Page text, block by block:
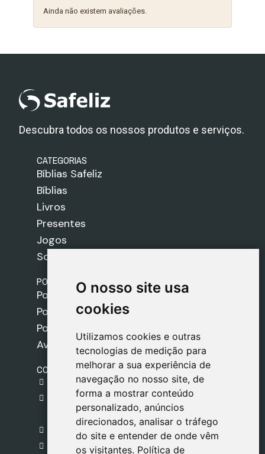
O nosso site usa
cookies
Utilizamos cookies e outras
tecnologias de medição para
melhorar a sua experiência de
navegação no nosso site, de
forma a mostrar conteúdo
personalizado, anúncios
direcionados, analisar o tráfego
do site e entender de onde vêm
os visitantes. Política de
O nosso site usa
cookies
Utilizamos cookies e outras
tecnologias de medição para
melhorar a sua experiência de
navegação no nosso site, de
forma a mostrar conteúdo
personalizado, anúncios
direcionados, analisar o tráfego
do site e entender de onde vêm
os visitantes. Política de
Ainda não existem avaliações.
Descubra todos os nossos produtos e serviços.
CATEGORIAS
Bíblias Safeliz
Bíblias
Livros
Presentes
Jogos
Sobre nós
POLÍTICAS
Política de Envios
Política de Cookies
Política de Privacidade
Aviso Legal
CONTACTO
gestion@safeliz.com
C. del Pradillo, 6, 28770 Colmenar Viejo,
Madrid
+34 918 459 877
Segunda a Sexta